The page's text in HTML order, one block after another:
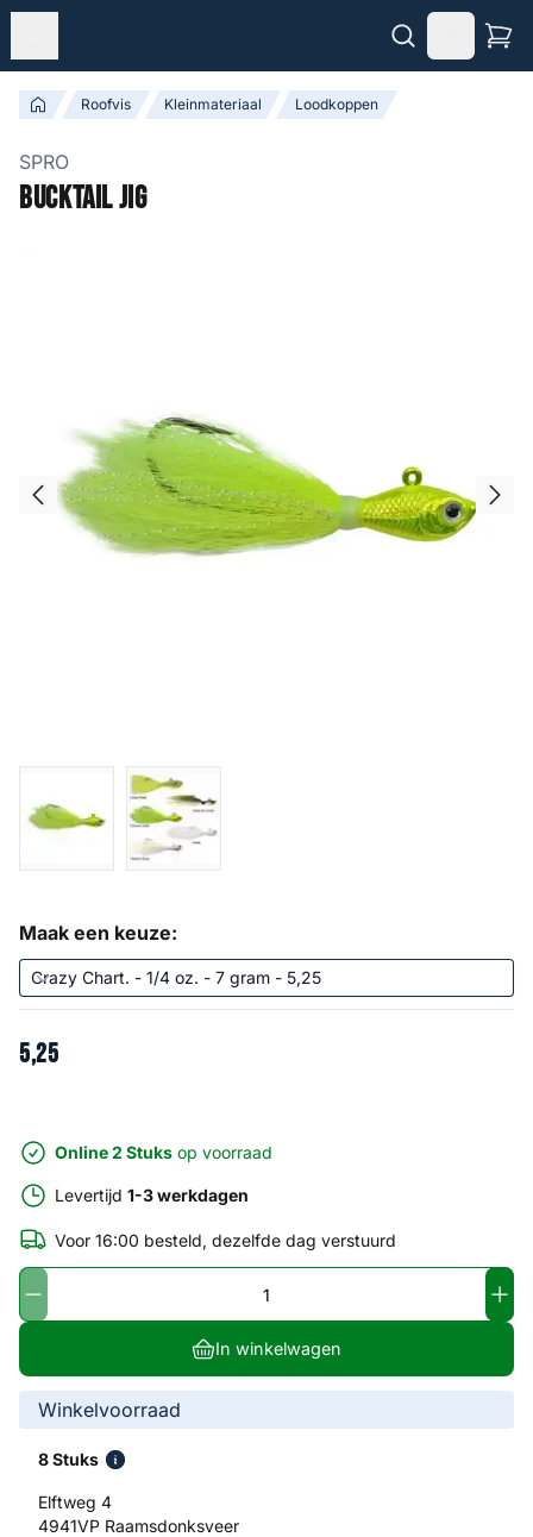
Roofvis Kleinmateriaal Loodkoppen
SPRO
Bucktail Jig
Maak een keuze:
5,25
Online 2 Stuks op voorraad
Levertijd 1-3 werkdagen
Voor 16:00 besteld, dezelfde dag verstuurd
In winkelwagen
Winkelvoorraad
8 Stuks
Elftweg 4
4941VP Raamsdonksveer